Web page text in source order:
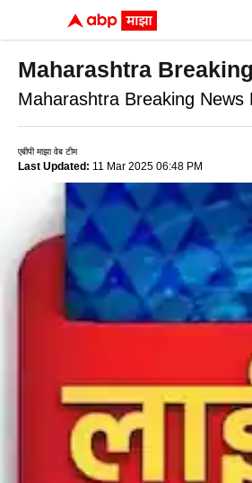
Maharashtra Breaking
Maharashtra Breaking News
एबीपी माझा वेब टीम
Last Updated: 11 Mar 2025 06:48 PM